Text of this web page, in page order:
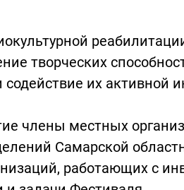
творческих
их активной
члены местных
Самарской
работающих с